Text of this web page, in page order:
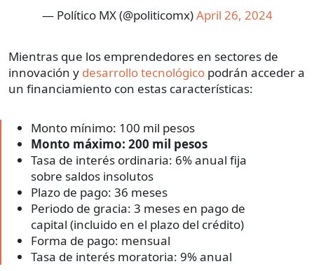
— Político MX (@politicomx)April 26, 2024
Mientras que los emprendedores en sectores de
innovación y desarrollo tecnológico podrán acceder a
un financiamiento con estas características:
Monto mínimo: 100 mil pesos
Monto máximo: 200 mil pesos
Tasa de interés ordinaria: 6% anual fija
sobre saldos insolutos
Plazo de pago: 36 meses
Periodo de gracia: 3 meses en pago de
capital (incluido en el plazo del crédito)
Forma de pago: mensual
Tasa de interés moratoria: 9% anual